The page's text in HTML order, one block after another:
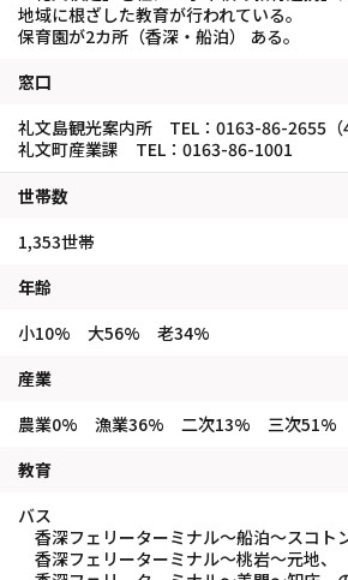
地域に根ざした教育が行われている。
保育園が2カ所（香深・船泊） ある。
窓口
礼文島観光案内所 TEL：0163-86-2655（4
礼文町産業課 TEL：0163-86-1001
世帯数
1,353世帯
年齢
小10% 大56% 老34%
産業
農業0% 漁業36% 二次13% 三次51%
教育
バス
香深フェリーターミナル～船泊～スコトン
香深フェリーターミナル～桃岩～元地、